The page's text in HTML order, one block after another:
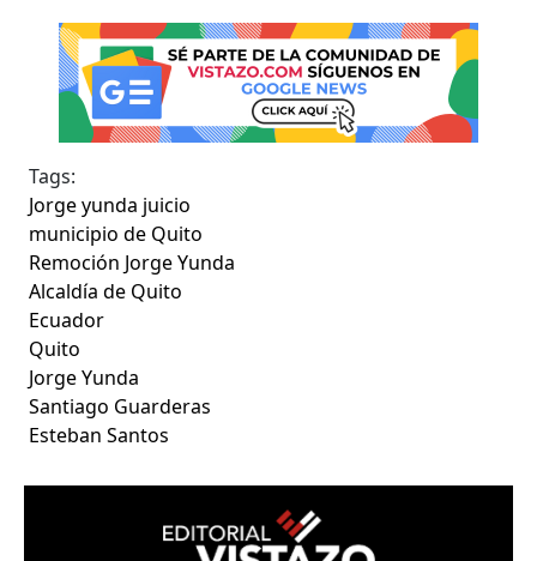
Tags:
Jorge yunda juicio
municipio de Quito
Remoción Jorge Yunda
Alcaldía de Quito
Ecuador
Quito
Jorge Yunda
Santiago Guarderas
Esteban Santos